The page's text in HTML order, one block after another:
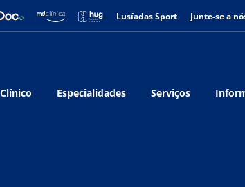
Lusíadas Sport Junte-se a
Especialidades Serviços